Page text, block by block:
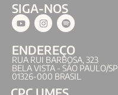
SIGA-NOS
ENDEREÇO
RUA RUI BARBOSA, 323
BELA VISTA - SÃO PAULO/SP
01326-000 BRASIL